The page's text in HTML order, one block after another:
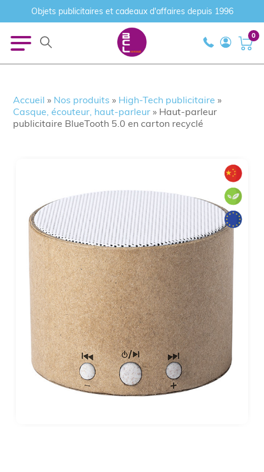
Objets publicitaires et cadeaux d'affaires depuis 1996
0
Accueil » Nos produits » High-Tech publicitaire »
Casque, écouteur, haut-parleur » Haut-parleur
publicitaire BlueTooth 5.0 en carton recyclé